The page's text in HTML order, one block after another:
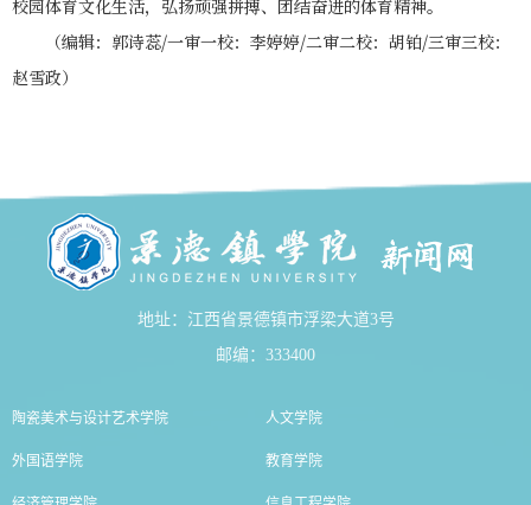
校园体育文化生活，弘扬顽强拼搏、团结奋进的体育精神。
（编辑：郭诗蕊/一审一校：李婷婷/二审二校：胡铂/三审三校：
赵雪政）
地址：江西省景德镇市浮梁大道3号
邮编：333400
陶瓷美术与设计艺术学院 人文学院
外国语学院 教育学院